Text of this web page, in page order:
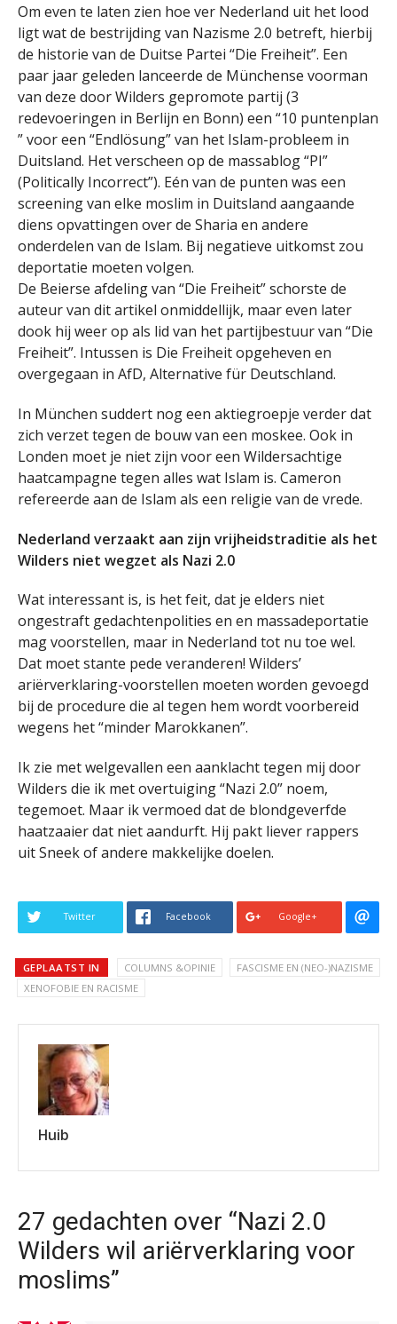
Om even te laten zien hoe ver Nederland uit het lood
ligt wat de bestrijding van Nazisme 2.0 betreft, hierbij
de historie van de Duitse Partei “Die Freiheit”. Een
paar jaar geleden lanceerde de Münchense voorman
van deze door Wilders gepromote partij (3
redevoeringen in Berlijn en Bonn) een “10 puntenplan
” voor een “Endlösung” van het Islam-probleem in
Duitsland. Het verscheen op de massablog “PI”
(Politically Incorrect”). Eén van de punten was een
screening van elke moslim in Duitsland aangaande
diens opvattingen over de Sharia en andere
onderdelen van de Islam. Bij negatieve uitkomst zou
deportatie moeten volgen.
De Beierse afdeling van “Die Freiheit” schorste de
auteur van dit artikel onmiddellijk, maar even later
dook hij weer op als lid van het partijbestuur van “Die
Freiheit”. Intussen is Die Freiheit opgeheven en
overgegaan in AfD, Alternative für Deutschland.
In München suddert nog een aktiegroepje verder dat
zich verzet tegen de bouw van een moskee. Ook in
Londen moet je niet zijn voor een Wildersachtige
haatcampagne tegen alles wat Islam is. Cameron
refereerde aan de Islam als een religie van de vrede.
Nederland verzaakt aan zijn vrijheidstraditie als het
Wilders niet wegzet als Nazi 2.0
Wat interessant is, is het feit, dat je elders niet
ongestraft gedachtenpolities en en massadeportatie
mag voorstellen, maar in Nederland tot nu toe wel.
Dat moet stante pede veranderen! Wilders’
ariërverklaring-voorstellen moeten worden gevoegd
bij de procedure die al tegen hem wordt voorbereid
wegens het “minder Marokkanen”.
Ik zie met welgevallen een aanklacht tegen mij door
Wilders die ik met overtuiging “Nazi 2.0” noem,
tegemoet. Maar ik vermoed dat de blondgeverfde
haatzaaier dat niet aandurft. Hij pakt liever rappers
uit Sneek of andere makkelijke doelen.
Twitter Facebook Google+
GEPLAATST IN COLUMNS &OPINIE
FASCISME EN (NEO-)NAZISME
XENOFOBIE EN RACISME
Huib
27 gedachten over “Nazi 2.0
Wilders wil ariërverklaring voor
moslims”